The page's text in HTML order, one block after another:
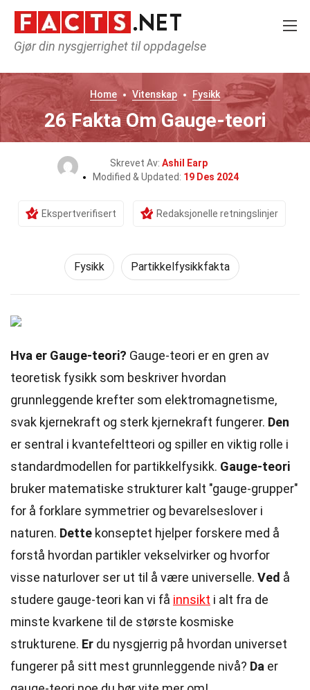
Gjør din nysgjerrighet til oppdagelse
Home Vitenskap Fysikk
26 Fakta Om Gauge-teori
Skrevet Av: Ashil Earp
Modified & Updated: 19 Des 2024
Ekspertverifisert Redaksjonelle retningslinjer
Fysikk Partikkelfysikkfakta
Hva er Gauge-teori? Gauge-teori er en gren av
teoretisk fysikk som beskriver hvordan
grunnleggende krefter som elektromagnetisme,
svak kjernekraft og sterk kjernekraft fungerer. Den
er sentral i kvantefeltteori og spiller en viktig rolle i
standardmodellen for partikkelfysikk. Gauge-teori
bruker matematiske strukturer kalt "gauge-grupper"
for å forklare symmetrier og bevarelseslover i
naturen. Dette konseptet hjelper forskere med å
forstå hvordan partikler vekselvirker og hvorfor
visse naturlover ser ut til å være universelle. Ved å
studere gauge-teori kan vi få innsikt i alt fra de
minste kvarkene til de største kosmiske
strukturene. Er du nysgjerrig på hvordan universet
fungerer på sitt mest grunnleggende nivå? Da er